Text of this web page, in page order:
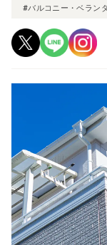
#バルコニー・ベラン